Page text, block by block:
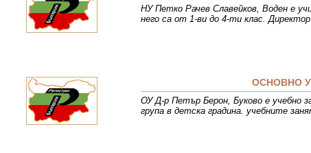
НУ Петко Рачев Славейков, Воден е
него са от 1-ви до 4-ти клас.
ОСНОВНО
ОУ Д-р Петър Берон, Буково е учебно
група в детска градина. учебните